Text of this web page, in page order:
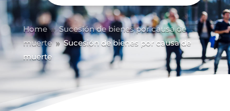
Home 9 Sucesión de bienes por causa de
muerte 9 Sucesión de bienes por causa de
muerte